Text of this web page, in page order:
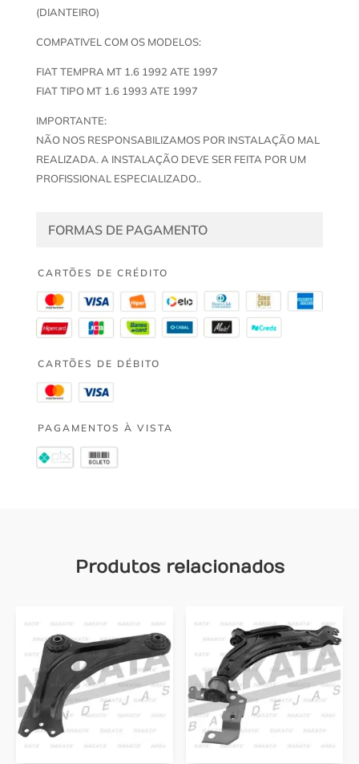
(DIANTEIRO)
COMPATIVEL COM OS MODELOS:
FIAT TEMPRA MT 1.6 1992 ATE 1997
FIAT TIPO MT 1.6 1993 ATE 1997
IMPORTANTE:
NÃO NOS RESPONSABILIZAMOS POR INSTALAÇÃO MAL
REALIZADA. A INSTALAÇÃO DEVE SER FEITA POR UM
PROFISSIONAL ESPECIALIZADO..
FORMAS DE PAGAMENTO
CARTÕES DE CRÉDITO
CARTÕES DE DÉBITO
PAGAMENTOS À VISTA
Produtos relacionados